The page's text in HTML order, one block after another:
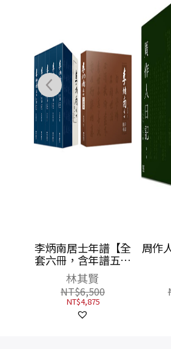
李炳南居士年譜【全
套六冊，含年譜五冊
＋圖冊一冊】
林其賢
NT$6,500
NT$4,875
周作